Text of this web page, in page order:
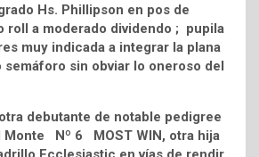
Hs. Phillipson en pos de
roll a moderado dividendo ; pupila
muy indicada a integrar la plana
semáforo sin obviar lo oneroso del
debutante de notable pedigree
Nº 6 MOST WIN, otra hija